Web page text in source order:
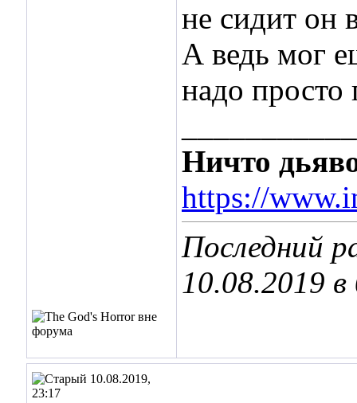
не сидит он
А ведь мог
надо
Ничто
https://
Последний
10.08.2019 в
10.08.2019,
23:17